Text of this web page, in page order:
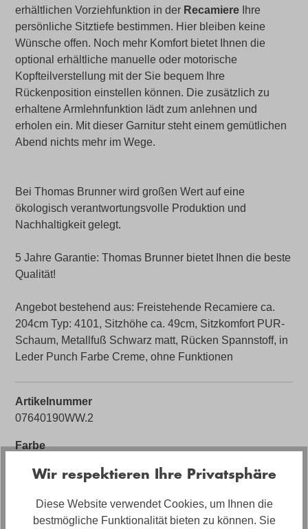
erhältlichen Vorziehfunktion in der Recamiere Ihre
persönliche Sitztiefe bestimmen. Hier bleiben keine
Wünsche offen. Noch mehr Komfort bietet Ihnen die
optional erhältliche manuelle oder motorische
Kopfteilverstellung mit der Sie bequem Ihre
Rückenposition einstellen können. Die zusätzlich zu
erhaltene Armlehnfunktion lädt zum anlehnen und
erholen ein. Mit dieser Garnitur steht einem gemütlichen
Abend nichts mehr im Wege.
Bei Thomas Brunner wird großen Wert auf eine
ökologisch verantwortungsvolle Produktion und
Nachhaltigkeit gelegt.
5 Jahre Garantie: Thomas Brunner bietet Ihnen die beste
Qualität!
Angebot bestehend aus: Freistehende Recamiere ca.
204cm Typ: 4101, Sitzhöhe ca. 49cm, Sitzkomfort PUR-
Schaum, Metallfuß Schwarz matt, Rücken Spannstoff, in
Leder Punch Farbe Creme, ohne Funktionen
Artikelnummer
07640190WW.2
Farbe
Leder
Wir respektieren Ihre Privatsphäre
Diese Website verwendet Cookies, um Ihnen die
bestmögliche Funktionalität bieten zu können. Sie